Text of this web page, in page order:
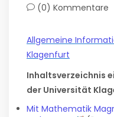
(0) Kommentare
Allgemeine
Klagenfurt
Inhaltsverzeichnis
der Universität
Mit Mathematik